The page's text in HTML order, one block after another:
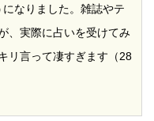
なりました。雑誌やテ
、実際に占いを受けてみ
リ言って凄すぎます（28